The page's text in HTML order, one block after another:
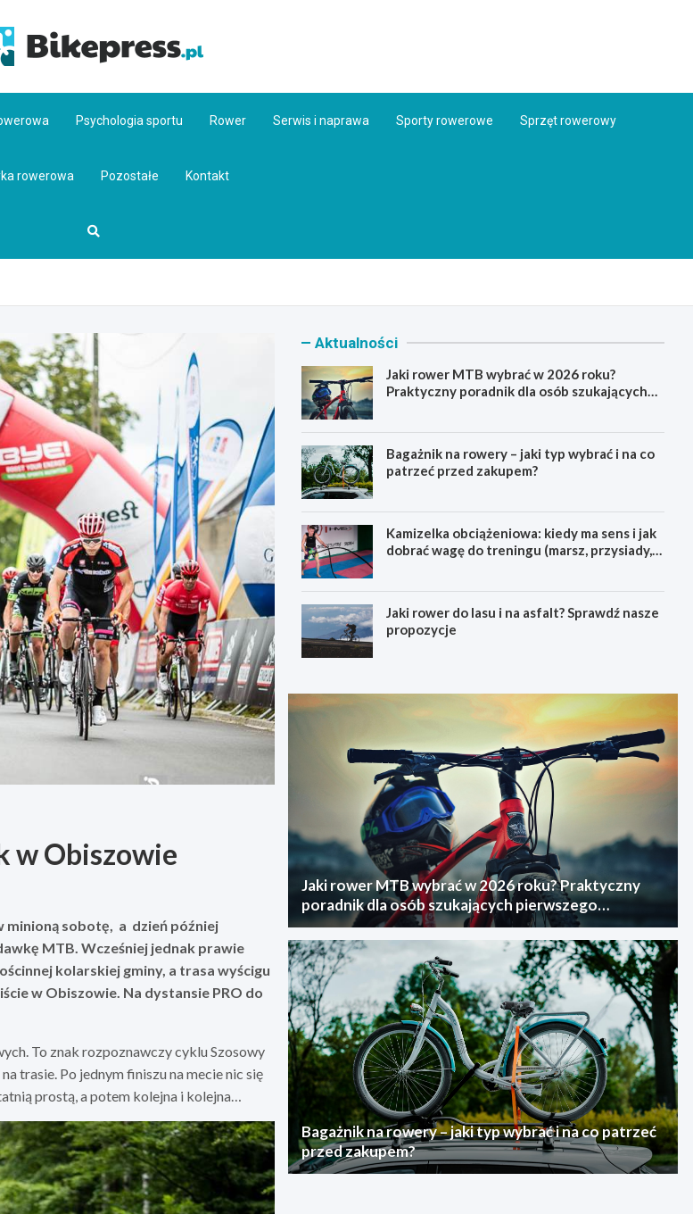
Psychologia sportu Rower Serwis i naprawa Sporty rowerowe Sprzęt rowerowy
rowerowa Pozostałe Kontakt
w Obiszowie
minioną sobotę, a dzień później
MTB. Wcześniej jednak prawie
kolarskiej gminy, a trasa wyścigu
w Obiszowie. Na dystansie PRO do
To znak rozpoznawczy cyklu Szosowy
trasie. Po jednym finiszu na mecie nic się
prostą, a potem kolejna i kolejna…
Aktualności
Jaki rower MTB wybrać w 2026 roku?
Praktyczny poradnik dla osób szukających
Bagażnik na rowery – jaki typ wybrać i na co
patrzeć przed zakupem?
Kamizelka obciążeniowa: kiedy ma sens i jak
dobrać wagę do treningu (marsz, przysiady,
Jaki rower do lasu i na asfalt? Sprawdź nasze
propozycje
Jaki rower MTB wybrać w 2026 roku? Praktyczny
poradnik dla osób szukających pierwszego
górskiego roweru
Bagażnik na rowery – jaki typ wybrać i na co patrzeć
przed zakupem?